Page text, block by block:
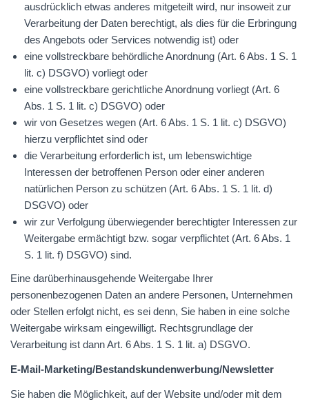
ausdrücklich etwas anderes mitgeteilt wird, nur insoweit zur
Verarbeitung der Daten berechtigt, als dies für die Erbringung
des Angebots oder Services notwendig ist) oder
eine vollstreckbare behördliche Anordnung (Art. 6 Abs. 1 S. 1
lit. c) DSGVO) vorliegt oder
eine vollstreckbare gerichtliche Anordnung vorliegt (Art. 6
Abs. 1 S. 1 lit. c) DSGVO) oder
wir von Gesetzes wegen (Art. 6 Abs. 1 S. 1 lit. c) DSGVO)
hierzu verpflichtet sind oder
die Verarbeitung erforderlich ist, um lebenswichtige
Interessen der betroffenen Person oder einer anderen
natürlichen Person zu schützen (Art. 6 Abs. 1 S. 1 lit. d)
DSGVO) oder
wir zur Verfolgung überwiegender berechtigter Interessen zur
Weitergabe ermächtigt bzw. sogar verpflichtet (Art. 6 Abs. 1
S. 1 lit. f) DSGVO) sind.
Eine darüberhinausgehende Weitergabe Ihrer
personenbezogenen Daten an andere Personen, Unternehmen
oder Stellen erfolgt nicht, es sei denn, Sie haben in eine solche
Weitergabe wirksam eingewilligt. Rechtsgrundlage der
Verarbeitung ist dann Art. 6 Abs. 1 S. 1 lit. a) DSGVO.
E-Mail-Marketing/Bestandskundenwerbung/Newsletter
Sie haben die Möglichkeit, auf der Website und/oder mit dem